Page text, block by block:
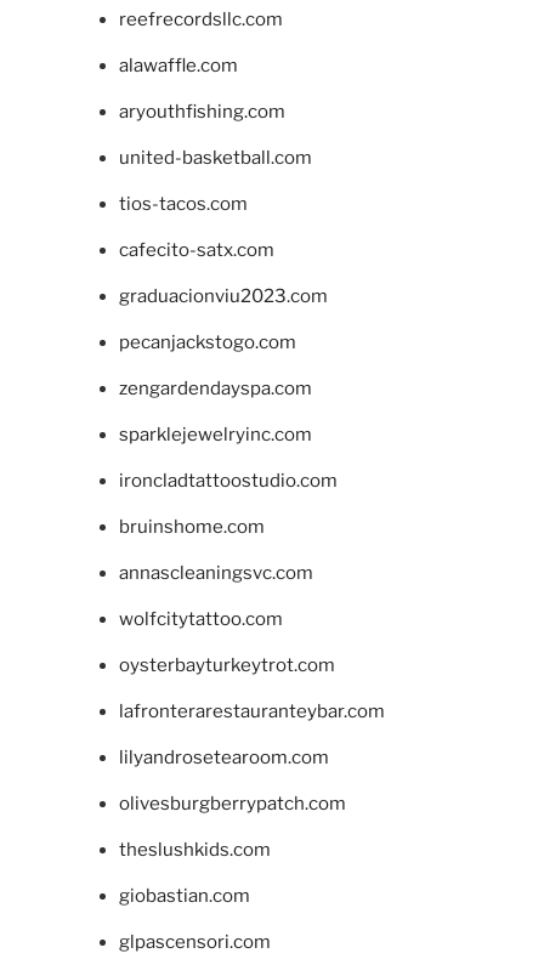
reefrecordsllc.com
alawaffle.com
aryouthfishing.com
united-basketball.com
tios-tacos.com
cafecito-satx.com
graduacionviu2023.com
pecanjackstogo.com
zengardendayspa.com
sparklejewelryinc.com
ironcladtattoostudio.com
bruinshome.com
annascleaningsvc.com
wolfcitytattoo.com
oysterbayturkeytrot.com
lafronterarestauranteybar.com
lilyandrosetearoom.com
olivesburgberrypatch.com
theslushkids.com
giobastian.com
glpascensori.com